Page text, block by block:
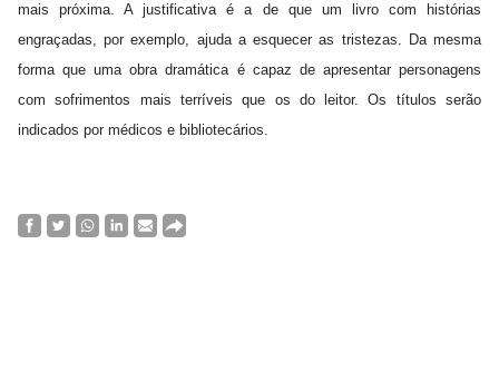
mais próxima. A justificativa é a de que um livro com histórias
engraçadas, por exemplo, ajuda a esquecer as tristezas. Da mesma
forma que uma obra dramática é capaz de apresentar personagens
com sofrimentos mais terríveis que os do leitor. Os títulos serão
indicados por médicos e bibliotecários.